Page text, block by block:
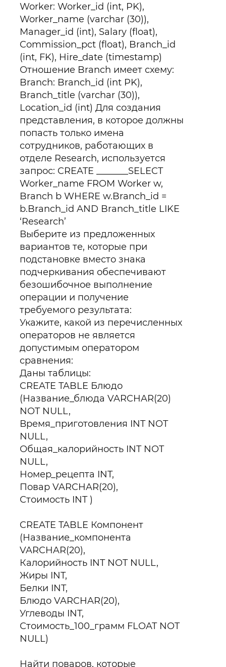
Worker: Worker_id (int, PK),
Worker_name (varchar (30)),
Manager_id (int), Salary (float),
Commission_pct (float), Branch_id
(int, FK), Hire_date (timestamp)
Отношение Branch имеет схему:
Branch: Branch_id (int PK),
Branch_title (varchar (30)),
Location_id (int) Для создания
представления, в которое должны
попасть только имена
сотрудников, работающих в
отделе Research, используется
запрос: CREATE _______SELECT
Worker_name FROM Worker w,
Branch b WHERE w.Branch_id =
b.Branch_id AND Branch_title LIKE
‘Research’
Выберите из предложенных
вариантов те, которые при
подстановке вместо знака
подчеркивания обеспечивают
безошибочное выполнение
операции и получение
требуемого результата:
Укажите, какой из перечисленных
операторов не является
допустимым оператором
сравнения:
Даны таблицы:
CREATE TABLE Блюдо
(Название_блюда VARCHAR(20)
NOT NULL,
Время_приготовления INT NOT
NULL,
Общая_калорийность INT NOT
NULL,
Номер_рецепта INT,
Повар VARCHAR(20),
Стоимость INT )
CREATE TABLE Компонент
(Название_компонента
VARCHAR(20),
Калорийность INT NOT NULL,
Жиры INT,
Белки INT,
Блюдо VARCHAR(20),
Углеводы INT,
Стоимость_100_грамм FLOAT NOT
NULL)
Найти поваров, которые